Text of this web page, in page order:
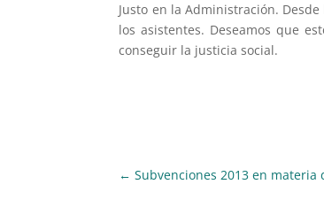
Justo en la Administración.
los asistentes. Deseamos que
conseguir la justicia social.
←Subvenciones 2013 en